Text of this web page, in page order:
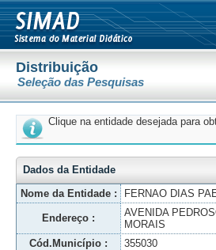
Distribuição
Seleção das Pesquisas
Clique na entidade desejada para
Dados da Entidade
Nome da Entidade :
FERNAO DIAS
Endereço :
AVENIDA
MORAIS
Cód.Município : 355030